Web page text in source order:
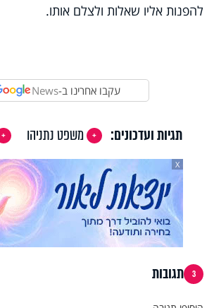
להפנות אליו שאלות ולצלם אותו.
עקבו אחרינו ב-News
תגיות ועדכונים: משפט נתניהו
X
3 תגובות